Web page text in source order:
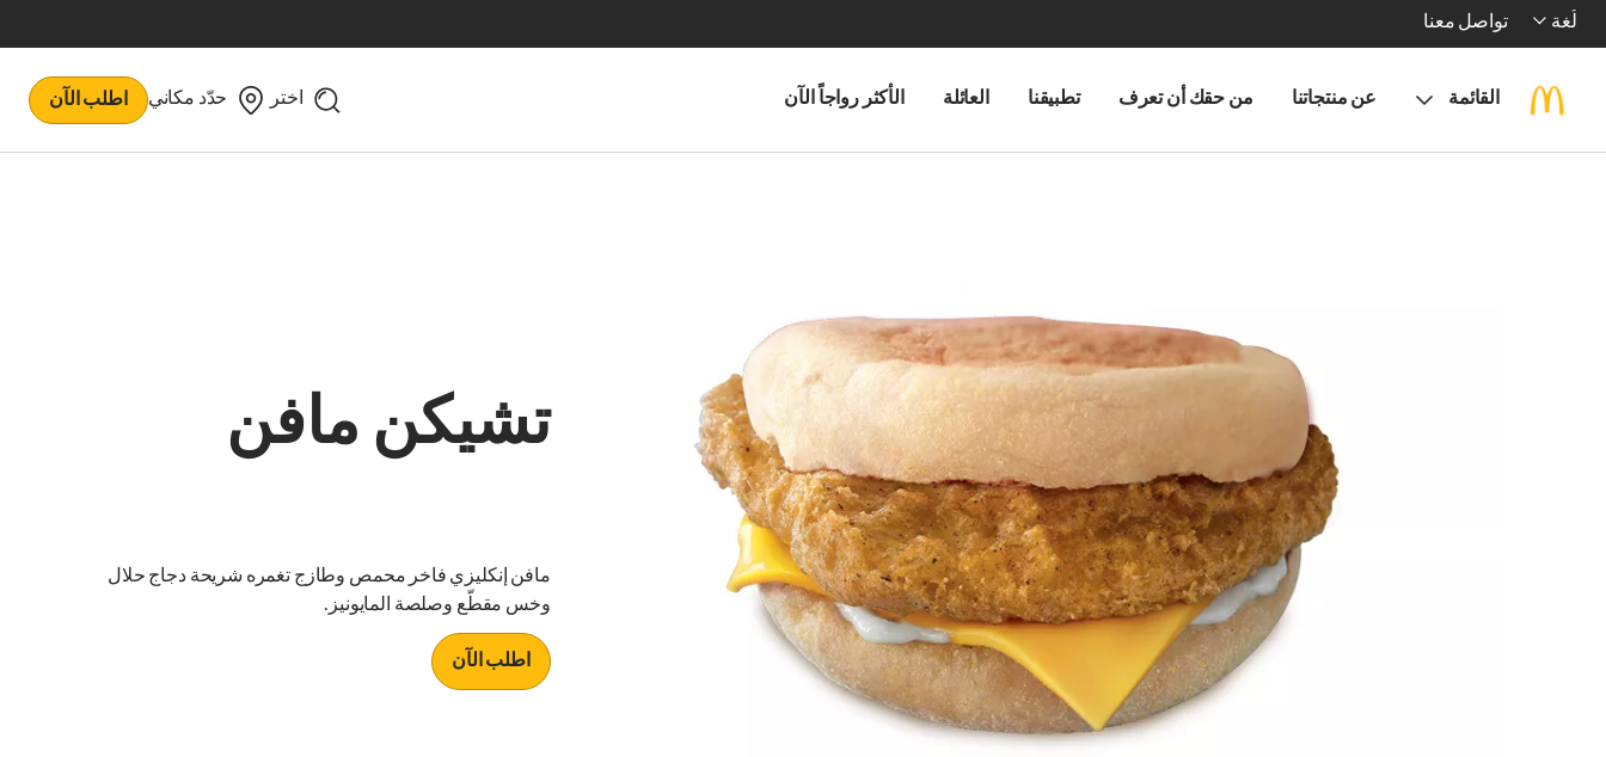
لُغة تواصل معنا
القائمة عن منتجاتنا من حقك أن تعرف تطبيقنا العائلة الأكثر رواجاً الآن اختر حدّد مكاني اطلب الآن
تشيكن مافن
مافن إنكليزي فاخر محمص وطازج تغمره شريحة دجاج حلال
وخس مقطّع وصلصة المايونيز.
اطلب الآن